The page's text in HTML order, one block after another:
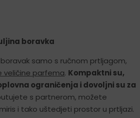
boravka
samo s ručnom prtljagom,
veličine parfema. Kompaktni su,
ograničenja i dovoljni su za
s partnerom, možete
i tako uštedjeti prostor u prtljazi.